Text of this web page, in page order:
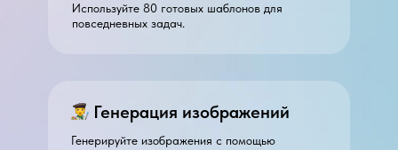
Используйте 80 готовых шаблонов для
повседневных задач.
Генерация изображений
Генерируйте изображения c помощью